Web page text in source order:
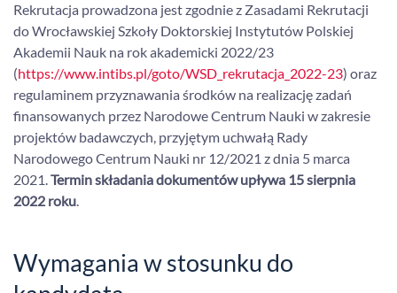
Rekrutacja prowadzona jest zgodnie z Zasadami Rekrutacji
do Wrocławskiej Szkoły Doktorskiej Instytutów Polskiej
Akademii Nauk na rok akademicki 2022/23
(https://www.intibs.pl/goto/WSD_rekrutacja_2022-23) oraz
regulaminem przyznawania środków na realizację zadań
finansowanych przez Narodowe Centrum Nauki w zakresie
projektów badawczych, przyjętym uchwałą Rady
Narodowego Centrum Nauki nr 12/2021 z dnia 5 marca
2021.Termin składania dokumentów upływa 15 sierpnia
2022 roku.
Wymagania w stosunku do